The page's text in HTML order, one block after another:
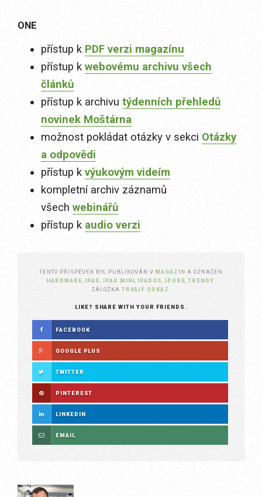
ONE
přístup k PDF verzi magazínu
přístup k webovému archivu všech
článků
přístup k archivu týdenních přehledů
novinek Moštárna
možnost pokládat otázky v sekci Otázky
a odpovědi
přístup k výukovým videím
kompletní archiv záznamů
všech webinářů
přístup k audio verzi
TENTO PŘÍSPĚVEK BYL PUBLIKOVÁN V MAGAZÍN A OZNAČEN
HARDWARE IPAD IPAD MINI IPADOS IPURE ,TRENDY
ZÁLOŽKA TRVALÝ ODKAZ
LIKE? SHARE WITH YOUR FRIENDS.
FACEBOOK
GOOGLE PLUS
TWITTER
PINTEREST
LINKEDIN
EMAIL